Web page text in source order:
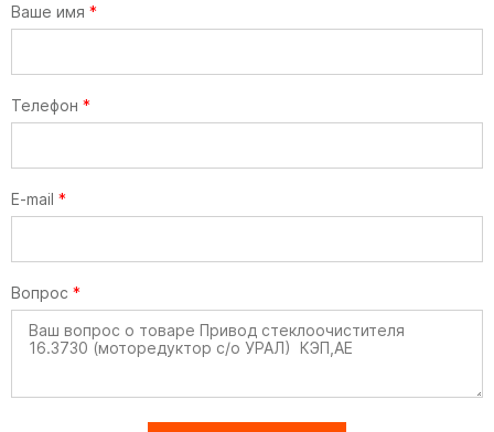
Ваше имя *
Телефон *
E-mail *
Вопрос *